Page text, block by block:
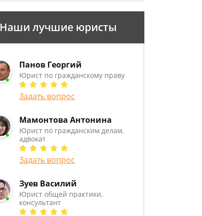
Наши лучшие юристы
Панов Георгий
Юрист по гражданскому праву
Задать вопрос
Мамонтова Антонина
Юрист по гражданским делам,
адвокат
Задать вопрос
Зуев Василий
Юрист общей практики,
консультант